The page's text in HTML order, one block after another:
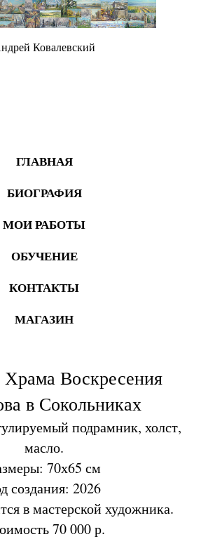
Ковалевский
ГЛАВНАЯ
БИОГРАФИЯ
МОИ РАБОТЫ
ОБУЧЕНИЕ
КОНТАКТЫ
МАГАЗИН
Храма Воскресения
в Сокольниках
подрамник, холст,
масло.
70х65 см
создания: 2026
в мастерской художника.
70 000 р.